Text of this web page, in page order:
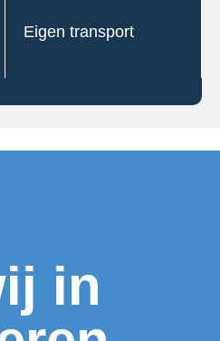
Eigen transport
in